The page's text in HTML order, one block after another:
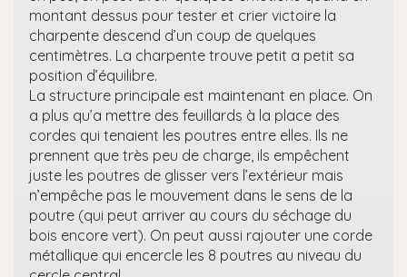
montant dessus pour tester et crier victoire la
charpente descend d’un coup de quelques
centimètres. La charpente trouve petit a petit sa
position d’équilibre.
La structure principale est maintenant en place. On
a plus qu’a mettre des feuillards à la place des
cordes qui tenaient les poutres entre elles. Ils ne
prennent que très peu de charge, ils empêchent
juste les poutres de glisser vers l’extérieur mais
n’empêche pas le mouvement dans le sens de la
poutre (qui peut arriver au cours du séchage du
bois encore vert). On peut aussi rajouter une corde
métallique qui encercle les 8 poutres au niveau du